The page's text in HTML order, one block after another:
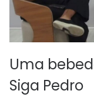
Uma
Siga Pedro